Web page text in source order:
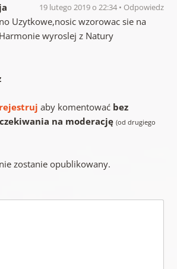
19 lutego 2019 o 22:34 Odpowiedz
Uzytkowe,nosic wzorowac sie na
wyroslej z Natury
aby komentować bez
na moderację (od drugiego
zostanie opublikowany.